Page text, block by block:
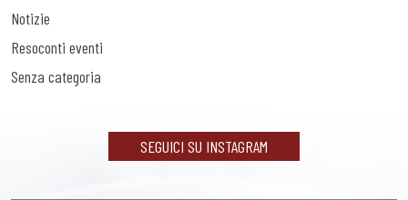
Notizie
Resoconti eventi
Senza categoria
SEGUICI SU INSTAGRAM